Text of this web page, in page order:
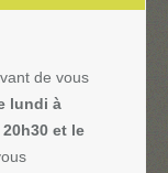
de vous
lundi à
et le